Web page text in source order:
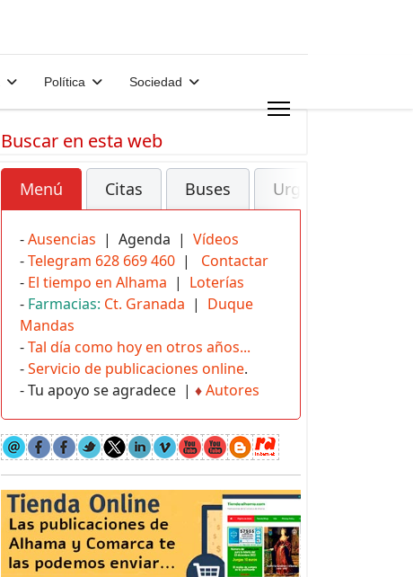
Política Sociedad
Buscar en esta web
Menú Citas Buses Urgencias
-Ausencias | Agenda | Vídeos
-Telegram 628 669 460 | Contactar
- El tiempo en Alhama | Loterías
- Farmacias: Ct. Granada | Duque
Mandas
-Tal día como hoy en otros años...
-Servicio de publicaciones online.
- Tu apoyo se agradece | ♦Autores